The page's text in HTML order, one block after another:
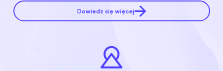
Dowiedz się więcej